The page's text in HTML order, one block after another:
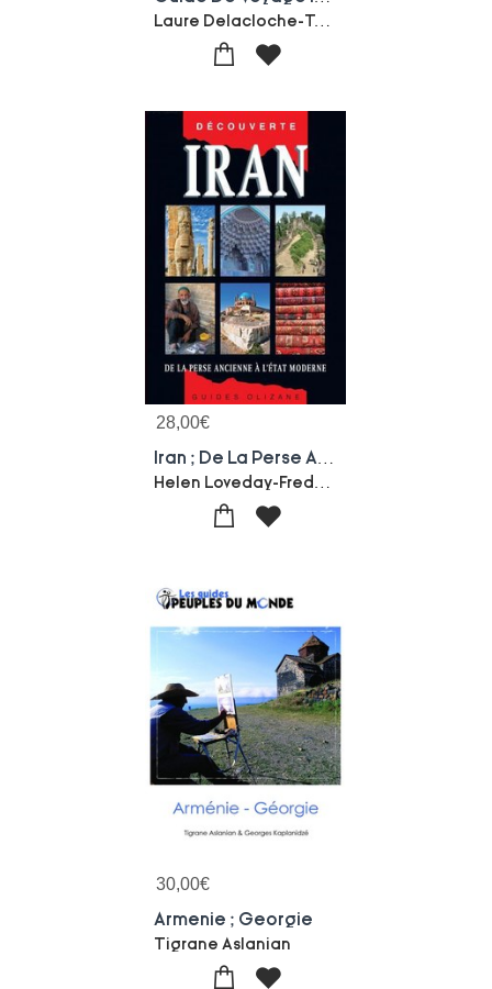
Laure Delacloche-Tony Mouawad-Lien Arits
28,00€
30,00€
Armenie ; Georgie
Tigrane Aslanian